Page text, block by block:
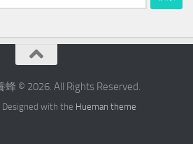
© 2026. All Rights Reserved.
Designed with the Hueman theme